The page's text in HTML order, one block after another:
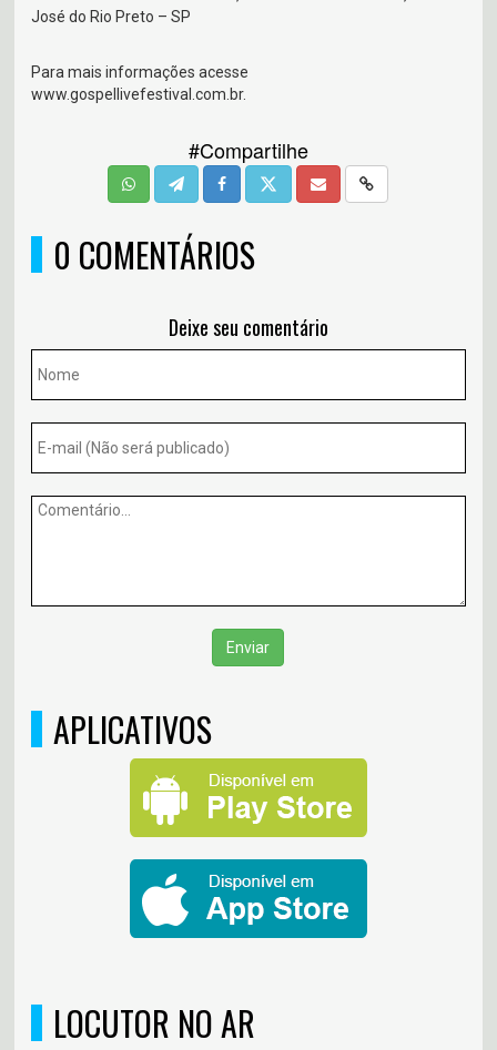
José do Rio Preto – SP
Para mais informações acesse
www.gospellivefestival.com.br.
#Compartilhe
0 COMENTÁRIOS
Deixe seu comentário
Enviar
APLICATIVOS
LOCUTOR NO AR